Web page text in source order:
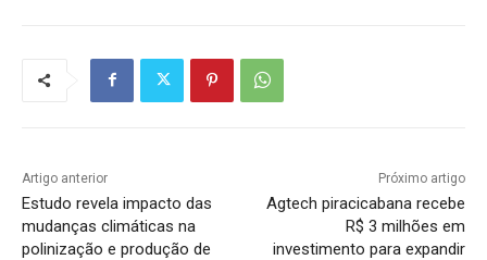
Artigo anterior
Estudo revela impacto das
mudanças climáticas na
polinização e produção de
Próximo artigo
Agtech piracicabana recebe
R$ 3 milhões em
investimento para expandir